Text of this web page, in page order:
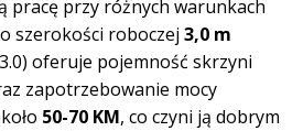
pracę przy różnych warunkach
szerokości roboczej 3,0 m
oferuje pojemność skrzyni
zapotrzebowanie mocy
50-70 KM, co czyni ją dobrym